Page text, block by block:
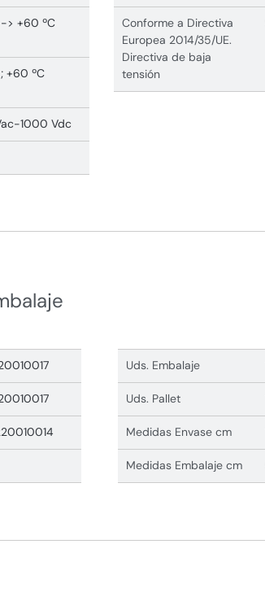
> +60 ºC
+60 ºC
1000 Vdc
Conforme a Directiva
Europea 2014/35/UE.
Directiva de baja
tensión
Uds. Embalaje
Uds. Pallet
Medidas Envase cm
Medidas Embalaje cm